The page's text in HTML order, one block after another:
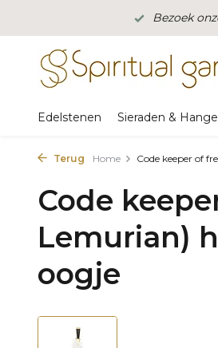
Bezoek
Edelstenen Sieraden &
Terug Home Code keeper of
Code
Lemurian)
oogje